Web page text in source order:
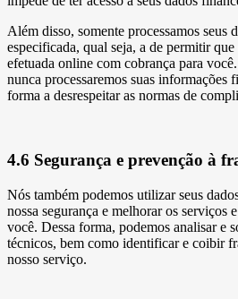
Além disso, somente processamos seus
especificada, qual seja, a de permitir que
efetuada online com cobrança para
nunca processaremos suas informações
forma a desrespeitar as normas de
4.6 Segurança e prevenção à
Nós também podemos utilizar seus
nossa segurança e melhorar os serviços
você. Dessa forma, podemos analisar e
técnicos, bem como identificar e coibir
nosso serviço.